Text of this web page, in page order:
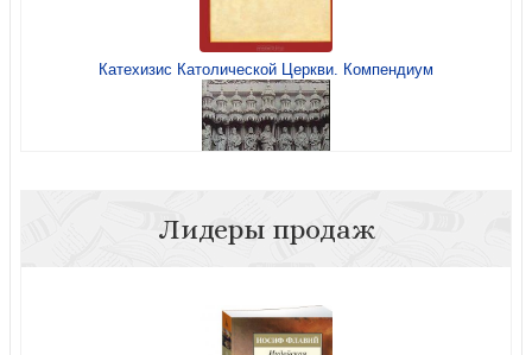
Иисус из Назарета. Ч.2. От Входа в Иерусалим до
Воскресения
Катехизис Католической Церкви. Компендиум
Лидеры продаж